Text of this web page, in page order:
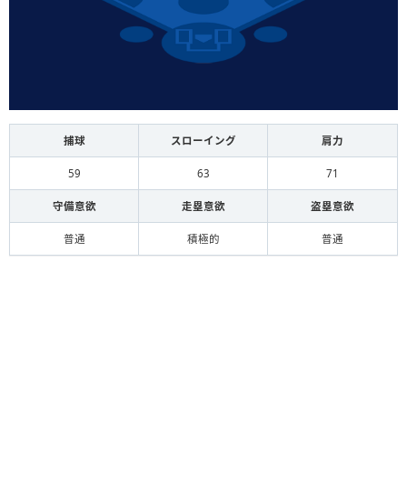
捕球 スローイング 肩力
59 63 71
守備意欲 走塁意欲 盗塁意欲
普通 積極的 普通